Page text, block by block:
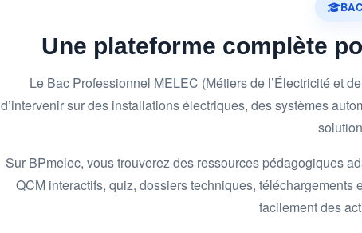
Une plateforme complète
Le Bac Professionnel MELEC (Métiers de l’Électricité et
d’intervenir sur des installations électriques, des systèmes
Sur BPmelec, vous trouverez des ressources pédagogiques
QCM interactifs, quiz, dossiers techniques,
facilement des